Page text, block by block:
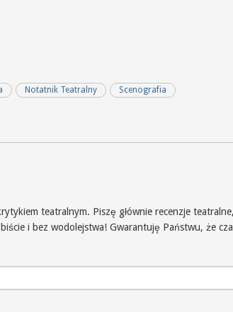
Notatnik Teatralny Scenografia
teatralnym. Piszę głównie recenzje
i bez wodolejstwa! Gwarantuję Państwu, że